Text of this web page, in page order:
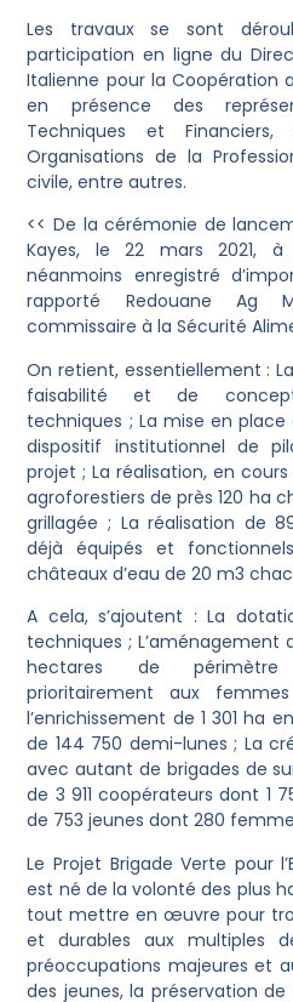
‎Les travaux se sont
participation en ligne du
Italienne pour la Coopération
en présence des
Techniques et
Organisations de la
civile, entre autres.
‎<< De la cérémonie de
Kayes, le 22 mars 2021,
néanmoins enregistré
rapporté Redouane Ag
commissaire à la Sécurité
‎On retient, essentiellement :
faisabilité et de
techniques ; La mise en place
dispositif institutionnel de
projet ; La réalisation, en
agroforestiers de près 120 ha
grillagée ; La réalisation de
déjà équipés et
châteaux d’eau de 20 m3
‎A cela, s’ajoutent : La
techniques ; L’aménagement
hectares de périmètre
prioritairement aux
l’enrichissement de 1 301 ha
de 144 750 demi-lunes ; La
avec autant de brigades de
de 3 911 coopérateurs dont 1
de 753 jeunes dont 280
‎Le Projet Brigade Verte pour
est né de la volonté des plus
tout mettre en œuvre pour
et durables aux multiples
préoccupations majeures et
des jeunes, la préservation